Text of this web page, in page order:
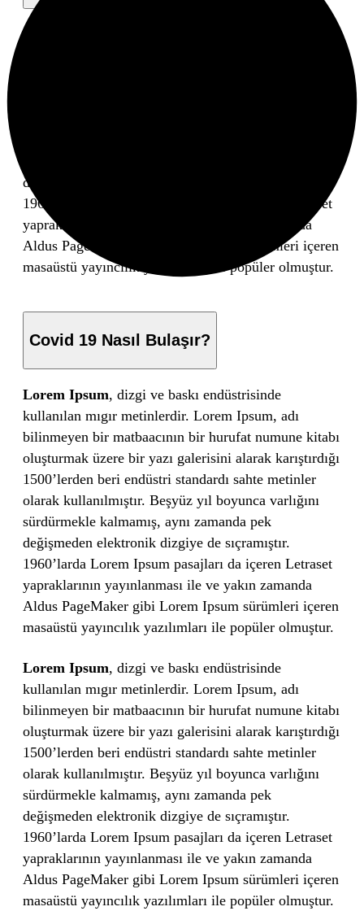
Lorem Ipsum
değişmeden elektronik dizgiye de sıçramıştır.
1960’larda Lorem Ipsum pasajları da içeren Letraset
yapraklarının yayınlanması ile ve yakın zamanda
Aldus PageMaker gibi Lorem Ipsum sürümleri içeren
masaüstü yayıncılık yazılımları ile popüler olmuştur.
Covid 19 Nasıl Bulaşır?
Lorem Ipsum, dizgi ve baskı endüstrisinde
kullanılan mıgır metinlerdir. Lorem Ipsum, adı
bilinmeyen bir matbaacının bir hurufat numune kitabı
oluşturmak üzere bir yazı galerisini alarak karıştırdığı
1500’lerden beri endüstri standardı sahte metinler
olarak kullanılmıştır. Beşyüz yıl boyunca varlığını
sürdürmekle kalmamış, aynı zamanda pek
değişmeden elektronik dizgiye de sıçramıştır.
1960’larda Lorem Ipsum pasajları da içeren Letraset
yapraklarının yayınlanması ile ve yakın zamanda
Aldus PageMaker gibi Lorem Ipsum sürümleri içeren
masaüstü yayıncılık yazılımları ile popüler olmuştur.
Lorem Ipsum, dizgi ve baskı endüstrisinde
kullanılan mıgır metinlerdir. Lorem Ipsum, adı
bilinmeyen bir matbaacının bir hurufat numune kitabı
oluşturmak üzere bir yazı galerisini alarak karıştırdığı
1500’lerden beri endüstri standardı sahte metinler
olarak kullanılmıştır. Beşyüz yıl boyunca varlığını
sürdürmekle kalmamış, aynı zamanda pek
değişmeden elektronik dizgiye de sıçramıştır.
1960’larda Lorem Ipsum pasajları da içeren Letraset
yapraklarının yayınlanması ile ve yakın zamanda
Aldus PageMaker gibi Lorem Ipsum sürümleri içeren
masaüstü yayıncılık yazılımları ile popüler olmuştur.